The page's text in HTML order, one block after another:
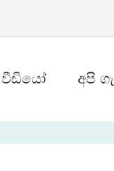
වීඩියෝ අපි